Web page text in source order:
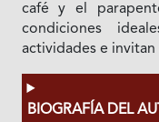
café y el
condiciones
actividades e invitan
BIOGRAFÍA DEL